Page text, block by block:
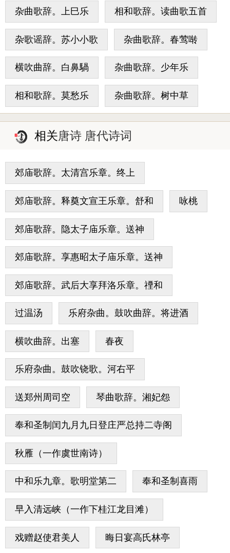
杂曲歌辞。上巳乐 相和歌辞。读曲歌五首
杂歌谣辞。苏小小歌 杂曲歌辞。春莺啭
横吹曲辞。白鼻騧 杂曲歌辞。少年乐
相和歌辞。莫愁乐 杂曲歌辞。树中草
相关唐诗 唐代诗词
郊庙歌辞。太清宫乐章。终上
郊庙歌辞。释奠文宣王乐章。舒和 咏桃
郊庙歌辞。隐太子庙乐章。送神
郊庙歌辞。享惠昭太子庙乐章。送神
郊庙歌辞。武后大享拜洛乐章。禋和
过温汤 乐府杂曲。鼓吹曲辞。将进酒
横吹曲辞。出塞 春夜
乐府杂曲。鼓吹铙歌。河右平
送郑州周司空 琴曲歌辞。湘妃怨
奉和圣制闰九月九日登庄严总持二寺阁
秋雁（一作虞世南诗）
中和乐九章。歌明堂第二 奉和圣制喜雨
早入清远峡（一作下桂江龙目滩）
戏赠赵使君美人 晦日宴高氏林亭